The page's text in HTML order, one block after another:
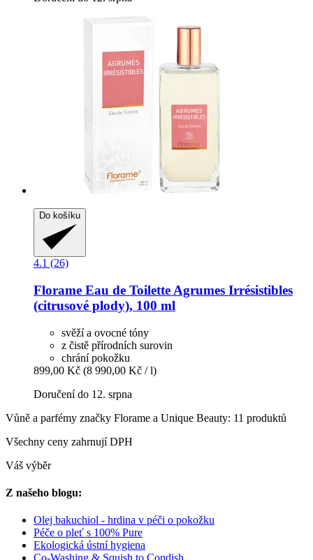
Do košíku
4.1 (26)
Florame Eau de Toilette Agrumes Irrésistibles
(citrusové plody), 100 ml
svěží a ovocné tóny
z čistě přírodních surovin
chrání pokožku
899,00 Kč (8 990,00 Kč / l)
Doručení do 12. srpna
Vůně a parfémy značky Florame a Unique Beauty: 11 produktů
Všechny ceny zahrnují DPH
Váš výběr
Z našeho blogu:
Olej bakuchiol - hrdina v péči o pokožku
Péče o pleť s 100% Pure
Ekologická ústní hygiena